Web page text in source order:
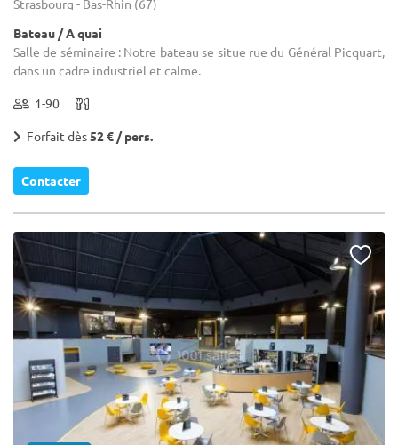
Strasbourg - Bas-Rhin (67)
Bateau / A quai
Salle de séminaire : Notre bateau se situe rue du Général Picquart,
dans un cadre industriel et calme.
1-90
Forfait dès52 € / pers.
Contacter